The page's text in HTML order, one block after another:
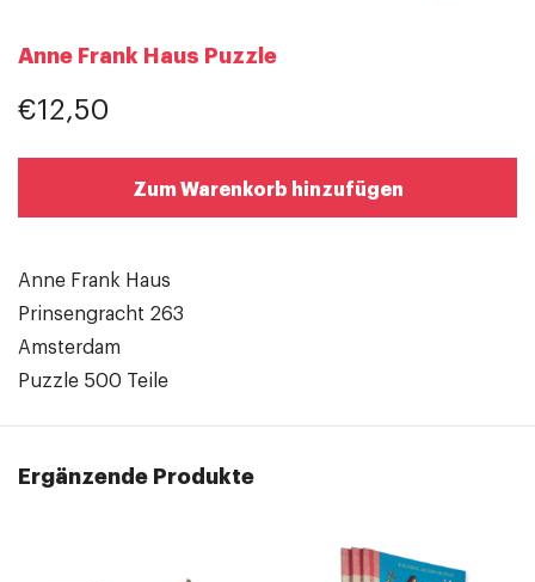
Anne Frank Haus Puzzle
€12,50
Zum Warenkorb hinzufügen
Anne Frank Haus
Prinsengracht 263
Amsterdam
Puzzle 500 Teile
Ergänzende Produkte